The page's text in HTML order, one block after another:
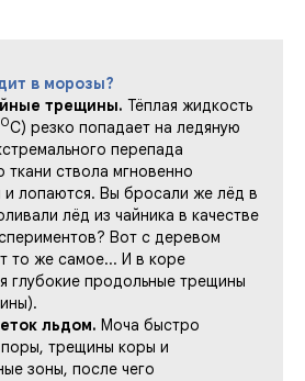
в морозы?
трещины. Тёплая жидкость
0С) резко попадает на ледяную
перепада
ткани ствола мгновенно
лопаются. Вы бросали же лёд в
лёд из чайника в качестве
Вот с деревом
то же самое... И в коре
глубокие продольные трещины
льдом. Моча быстро
поры, трещины коры и
зоны, после чего